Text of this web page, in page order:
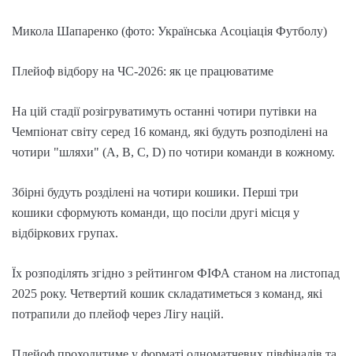
Микола Шапаренко (фото: Українська Асоціація Футболу)
Плейоф відбору на ЧС-2026: як це працюватиме
На цій стадії розігруватимуть останні чотири путівки на
Чемпіонат світу серед 16 команд, які будуть розподілені на
чотири "шляхи" (A, B, C, D) по чотири команди в кожному.
Збірні будуть розділені на чотири кошики. Перші три
кошики сформують команди, що посіли другі місця у
відбіркових групах.
Їх розподілять згідно з рейтингом ФІФА станом на листопад
2025 року. Четвертий кошик складатиметься з команд, які
потрапили до плейоф через Лігу націй.